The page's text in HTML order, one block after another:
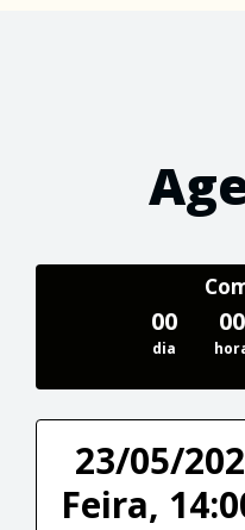
00
dia
00
23/05/
Feira,